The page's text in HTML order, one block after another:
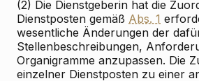
(2) Die Dienstgeberin hat die
Dienstposten gemäß Abs. 1
wesentliche Änderungen der
Stellenbeschreibungen,
Organigramme anzupassen. Die
einzelner Dienstposten zu einer